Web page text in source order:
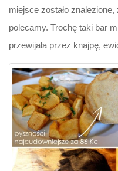
miejsce zostało
polecamy. Trochę taki bar
przewijała przez knajpę,